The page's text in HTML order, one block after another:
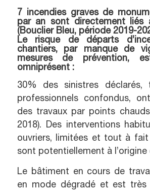
7 incendies graves de
par an sont directement liés
(Bouclier Bleu, période 2019-
Le risque de départs
chantiers, par manque de
mesures de prévention,
omniprésent :
30% des sinistres déclarés,
professionnels confondus,
des travaux par points
2018). Des interventions
ouvriers, limitées et tout à fait
sont potentiellement à l’origine
Le bâtiment en cours de
en mode dégradé et est très